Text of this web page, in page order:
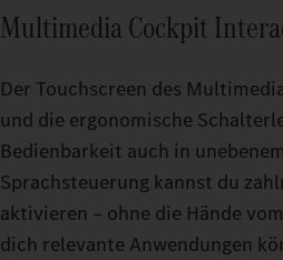
Multimedia Cockpit
Der Touchscreen des
und die ergonomische
Bedienbarkeit auch in
Sprachsteuerung kannst du
aktivieren – ohne die Hände
dich relevante Anwendungen